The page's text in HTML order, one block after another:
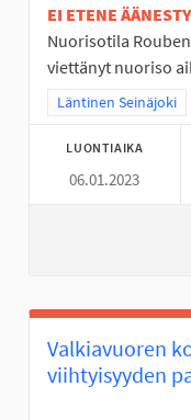
EI ETENE
Nuorisotila
viettänyt nuoriso
Rajaa tulokset
Läntinen Seinäjoki
LUONTIAIKA
06.01.2023
Valkiavuoren
viihtyisyyden